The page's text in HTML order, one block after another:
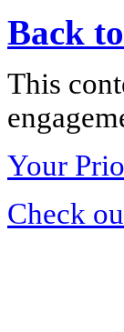
Back
This
Your
Check